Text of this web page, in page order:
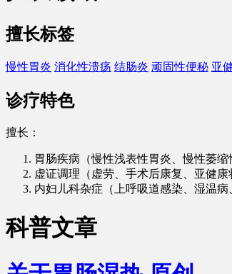
擅长标签
慢性胃炎 消化性溃疡 结肠炎 顽固性便秘 亚
诊疗特色
擅长：
胃肠疾病（慢性浅表性胃炎、慢性萎
虚证调理（虚劳、手术后康复、亚健康
内妇儿科杂症（上呼吸道感染、湿温
科普文章